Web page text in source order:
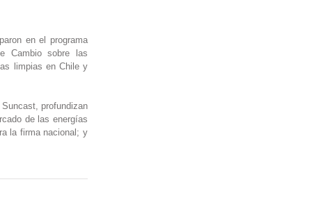
, Constanza Levicán, junto a su Ingeniero Machine Learning, Pedro Correa, participaron en el programa
Cambio sobre las
limpias en Chile y
profundizan
de las energías
la firma nacional; y